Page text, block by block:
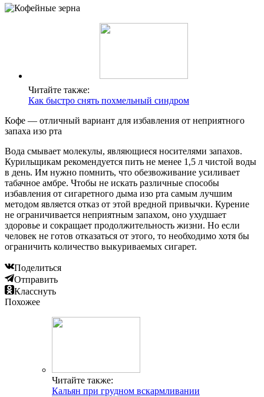
Читайте также:
Как быстро снять похмельный синдром
Кофе — отличный вариант для избавления от неприятного
запаха изо рта
Вода смывает молекулы, являющиеся носителями запахов.
Курильщикам рекомендуется пить не менее 1,5 л чистой воды
в день. Им нужно помнить, что обезвоживание усиливает
табачное амбре. Чтобы не искать различные способы
избавления от сигаретного дыма изо рта самым лучшим
методом является отказ от этой вредной привычки. Курение
не ограничивается неприятным запахом, оно ухудшает
здоровье и сокращает продолжительность жизни. Но если
человек не готов отказаться от этого, то необходимо хотя бы
ограничить количество выкуриваемых сигарет.
Поделиться
Отправить
Класснуть
Похожее
Читайте также:
Кальян при грудном вскармливании